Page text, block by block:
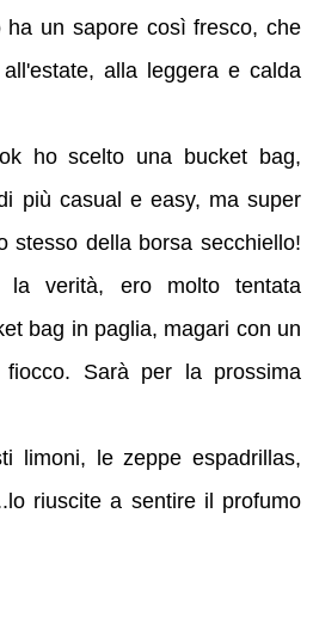
ha un sapore così fresco, che
alla leggera e calda
ho scelto una bucket bag,
più casual e easy, ma super
stesso della borsa secchiello!
verità, ero molto tentata
bag in paglia, magari con un
Sarà per la prossima
limoni, le zeppe espadrillas,
riuscite a sentire il profumo